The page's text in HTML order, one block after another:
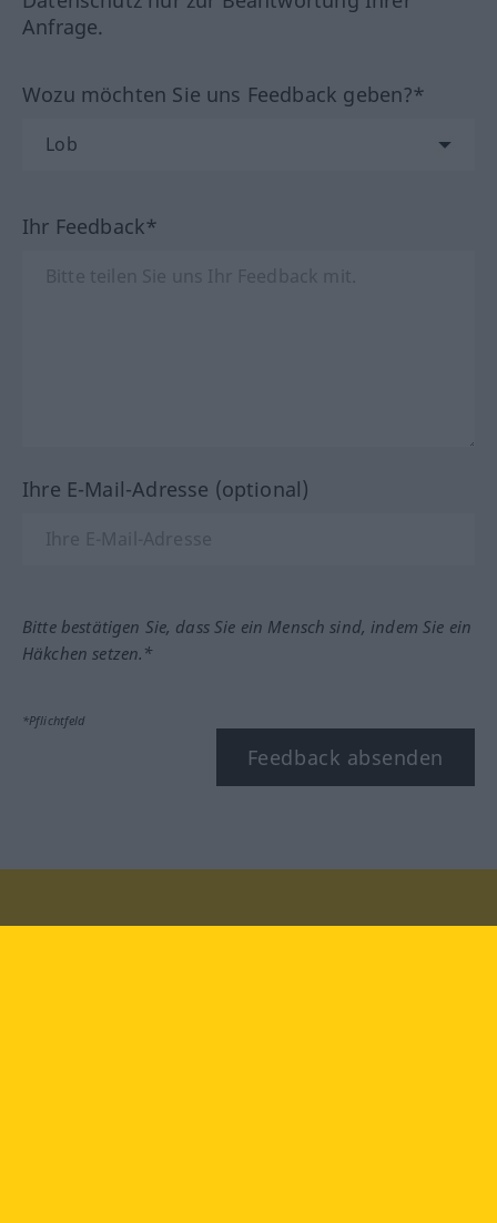
Anfrage.
Wozu möchten Sie uns Feedback geben?*
Ihr Feedback*
Ihre E-Mail-Adresse (optional)
Bitte bestätigen Sie, dass Sie ein Mensch sind, indem Sie ein
Häkchen setzen.*
*Pflichtfeld
Feedback absenden